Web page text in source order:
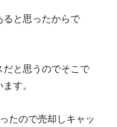
ると思ったからで
と思うのでそこで
す。
たので売却しキャッ